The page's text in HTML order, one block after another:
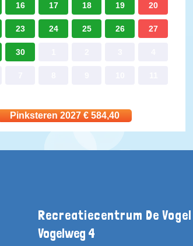
16 17 18 19 20
23 24 25 26 27
30
Pinksteren 2027 €584,40
Recreatiecentrum De Vogel
Vogelweg 4